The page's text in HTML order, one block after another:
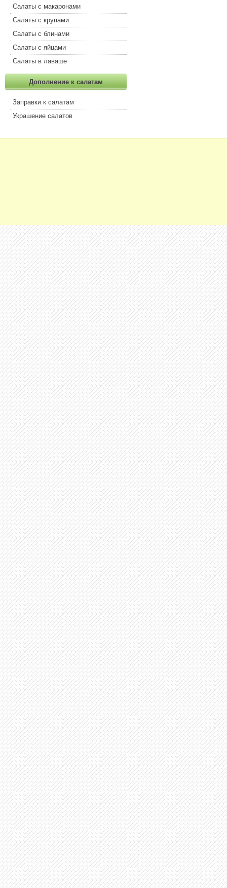
Салаты с макаронами
Салаты с крупами
Салаты с блинами
Салаты с яйцами
Салаты в лаваше
Дополнение к салатам
Заправки к салатам
Украшение салатов